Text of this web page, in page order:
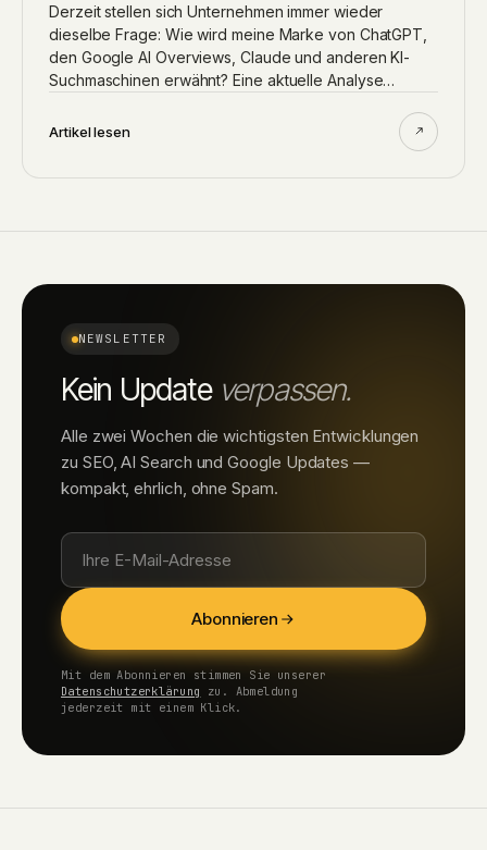
Derzeit stellen sich Unternehmen immer wieder
dieselbe Frage: Wie wird meine Marke von ChatGPT,
den Google AI Overviews, Claude und anderen KI-
Suchmaschinen erwähnt? Eine aktuelle Analyse…
Artikel lesen
NEWSLETTER
Kein Update verpassen.
Alle zwei Wochen die wichtigsten Entwicklungen
zu SEO, AI Search und Google Updates —
kompakt, ehrlich, ohne Spam.
Abonnieren
Mit dem Abonnieren stimmen Sie unserer
Datenschutzerklärung
zu. Abmeldung
jederzeit mit einem Klick.